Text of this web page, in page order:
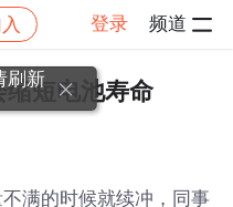
登录 频道
帖子详情
缩短电池寿命
满的时候就续冲，同事
刷新